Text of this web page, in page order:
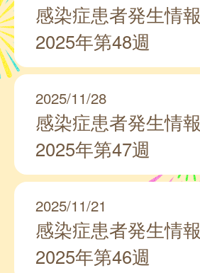
感染症患者発生情報
2025年第48週
2025/11/28
感染症患者発生情報
2025年第47週
2025/11/21
感染症患者発生情報
2025年第46週